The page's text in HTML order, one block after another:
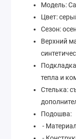
Модель:
Цвет:
Сезон:
Верхний
тепла и
Стелька:
Подошва:
-